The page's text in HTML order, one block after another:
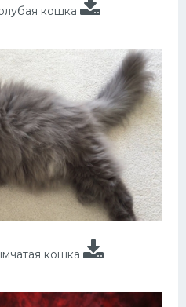
кошка
кошка